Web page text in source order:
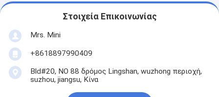
Στοιχεία Επικοινωνίας
Mrs. Mini
+8618897990409
Bld#20, ΝΟ 88 δρόμος Lingshan, wuzhong περιοχή,
suzhou, jiangsu, Κίνα